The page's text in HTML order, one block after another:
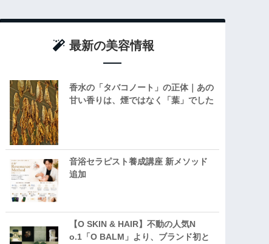
最新の美容情報
香水の「タバコノート」の正体｜あの
甘い香りは、煙ではなく「葉」でした
音浴セラピスト養成講座 新メソッド
追加
【O SKIN & HAIR】不動の人気N
o.1「O BALM」より、ブランド初と